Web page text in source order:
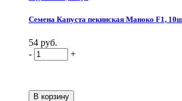
Семена Капуста пекинская Маноко F1,
54 руб.
-
+